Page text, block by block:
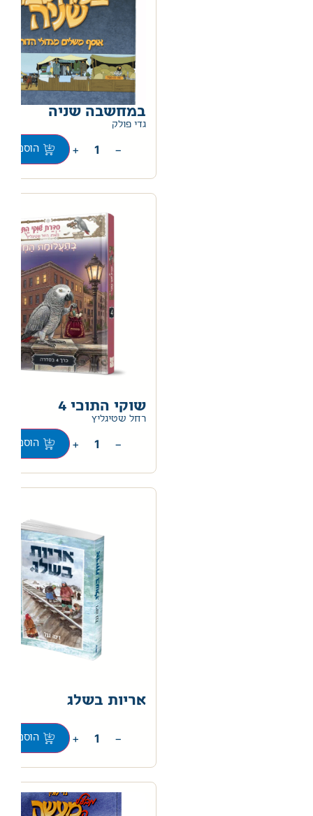
במחשבה שניה
גדי פולק
−
+ הוספה
שוקי התוכי 4
רחל שטיגליץ
−
+ הוספה
אריות בשלג
−
+ הוספה